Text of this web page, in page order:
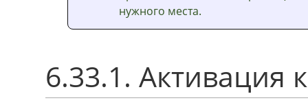
нужного места.
6.33.1. Активация